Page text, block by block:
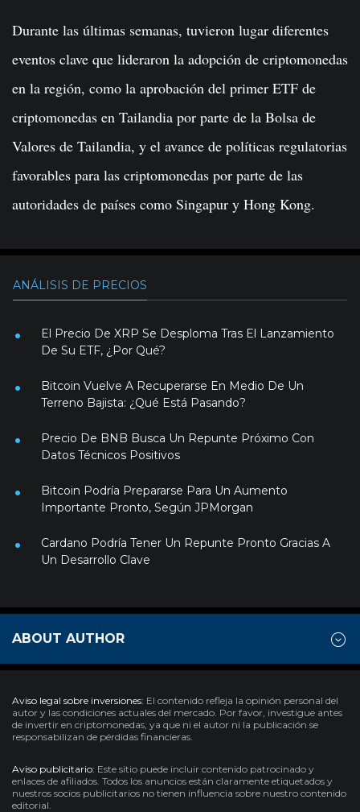
Durante las últimas semanas, tuvieron lugar diferentes
eventos clave que lideraron la adopción de criptomonedas
en la región, como la aprobación del primer ETF de
criptomonedas en Tailandia por parte de la Bolsa de
Valores de Tailandia, y el avance de políticas regulatorias
favorables para las criptomonedas por parte de las
autoridades de países como Singapur y Hong Kong.
ANÁLISIS DE PRECIOS
El Precio De XRP Se Desploma Tras El Lanzamiento
De Su ETF, ¿Por Qué?
Bitcoin Vuelve A Recuperarse En Medio De Un
Terreno Bajista: ¿Qué Está Pasando?
Precio De BNB Busca Un Repunte Próximo Con
Datos Técnicos Positivos
Bitcoin Podría Prepararse Para Un Aumento
Importante Pronto, Según JPMorgan
Cardano Podría Tener Un Repunte Pronto Gracias A
Un Desarrollo Clave
ABOUT AUTHOR
Aviso legal sobre inversiones: El contenido refleja la opinión personal del
autor y las condiciones actuales del mercado. Por favor, investigue antes
de invertir en criptomonedas, ya que ni el autor ni la publicación se
responsabilizan de pérdidas financieras.
Aviso publicitario: Este sitio puede incluir contenido patrocinado y
enlaces de afiliados. Todos los anuncios están claramente etiquetados y
nuestros socios publicitarios no tienen influencia sobre nuestro contenido
editorial.